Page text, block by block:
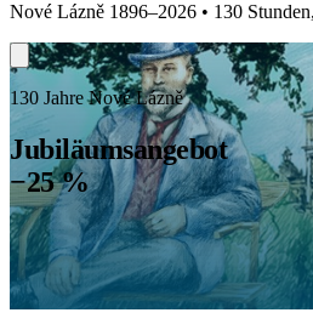
Nové Lázně 1896–2026 • 130
130 Jahre Nové Lázně
Jubiläumsangebot
−25 %